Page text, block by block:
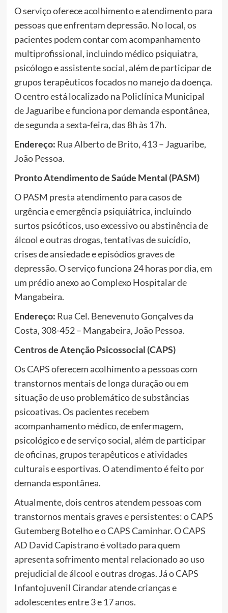
O serviço oferece acolhimento e atendimento para
pessoas que enfrentam depressão. No local, os
pacientes podem contar com acompanhamento
multiprofissional, incluindo médico psiquiatra,
psicólogo e assistente social, além de participar de
grupos terapêuticos focados no manejo da doença.
O centro está localizado na Policlínica Municipal
de Jaguaribe e funciona por demanda espontânea,
de segunda a sexta-feira, das 8h às 17h.
Endereço: Rua Alberto de Brito, 413 – Jaguaribe,
João Pessoa.
Pronto Atendimento de Saúde Mental (PASM)
O PASM presta atendimento para casos de
urgência e emergência psiquiátrica, incluindo
surtos psicóticos, uso excessivo ou abstinência de
álcool e outras drogas, tentativas de suicídio,
crises de ansiedade e episódios graves de
depressão. O serviço funciona 24 horas por dia, em
um prédio anexo ao Complexo Hospitalar de
Mangabeira.
Endereço: Rua Cel. Benevenuto Gonçalves da
Costa, 308-452 – Mangabeira, João Pessoa.
Centros de Atenção Psicossocial (CAPS)
Os CAPS oferecem acolhimento a pessoas com
transtornos mentais de longa duração ou em
situação de uso problemático de substâncias
psicoativas. Os pacientes recebem
acompanhamento médico, de enfermagem,
psicológico e de serviço social, além de participar
de oficinas, grupos terapêuticos e atividades
culturais e esportivas. O atendimento é feito por
demanda espontânea.
Atualmente, dois centros atendem pessoas com
transtornos mentais graves e persistentes: o CAPS
Gutemberg Botelho e o CAPS Caminhar. O CAPS
AD David Capistrano é voltado para quem
apresenta sofrimento mental relacionado ao uso
prejudicial de álcool e outras drogas. Já o CAPS
Infantojuvenil Cirandar atende crianças e
adolescentes entre 3 e 17 anos.